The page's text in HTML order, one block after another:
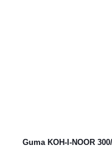
Guma KOH-I-NOOR